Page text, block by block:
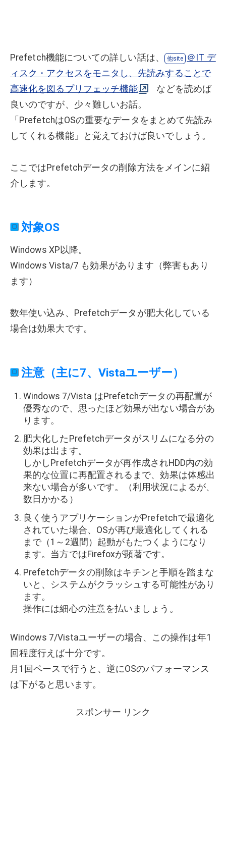
Prefetch機能についての詳しい話は、
＠IT デ
ィスク・アクセスをモニタし、先読みすることで
高速化を図るプリフェッチ機能
などを読めば
良いのですが、少々難しいお話。
「PrefetchはOSの重要なデータをまとめて先読み
してくれる機能」と覚えておけば良いでしょう。
ここではPrefetchデータの削除方法をメインに紹
介します。
対象OS
Windows XP以降。
Windows Vista/7 も効果があります（弊害もあり
ます）
数年使い込み、Prefetchデータが肥大化している
場合は効果大です。
注意（主に7、Vistaユーザー）
Windows 7/Vista はPrefetchデータの再配置が
優秀なので、思ったほど効果が出ない場合があ
ります。
肥大化したPrefetchデータがスリムになる分の
効果は出ます。
しかしPrefetchデータが再作成されHDD内の効
果的な位置に再配置されるまで、効果は体感出
来ない場合が多いです。（利用状況によるが、
数日かかる）
良く使うアプリケーションがPrefetchで最適化
されていた場合、OSが再び最適化してくれる
まで（1～2週間）起動がもたつくようになり
ます。当方ではFirefoxが顕著です。
Prefetchデータの削除はキチンと手順を踏まな
いと、システムがクラッシュする可能性があり
ます。
操作には細心の注意を払いましょう。
Windows 7/Vistaユーザーの場合、この操作は年1
回程度行えば十分です。
月1回ペースで行うと、逆にOSのパフォーマンス
は下がると思います。
スポンサー リンク